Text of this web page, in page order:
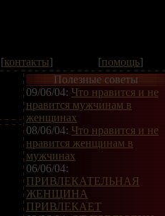
[контакты] [помощь]
Полезные советы
09/06/04: Что нравится и не
нравится мужчинам в
женщинах
08/06/04: Что нравится и не
нравится женщинам в
мужчинах
06/06/04:
ПРИВЛЕКАТЕЛЬНАЯ
ЖЕНЩИНА
ПРИВЛЕКАЕТ